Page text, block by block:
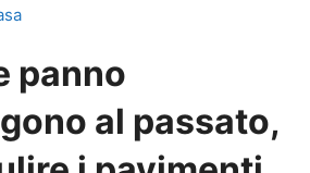
panno
al passato,